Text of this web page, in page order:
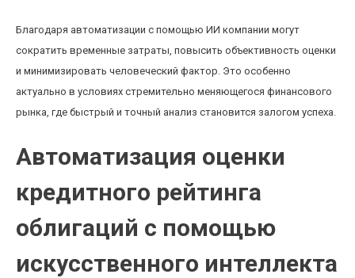
Благодаря автоматизации с помощью ИИ компании могут
сократить временные затраты, повысить объективность оценки
и минимизировать человеческий фактор. Это особенно
актуально в условиях стремительно меняющегося финансового
рынка, где быстрый и точный анализ становится залогом успеха.
Автоматизация оценки
кредитного рейтинга
облигаций с помощью
искусственного интеллекта